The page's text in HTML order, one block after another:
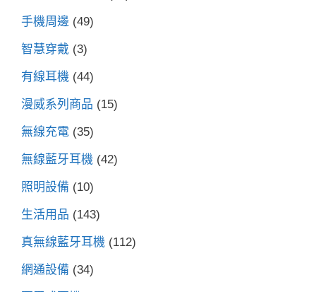
手機周邊 (49)
智慧穿戴 (3)
有線耳機 (44)
漫威系列商品 (15)
無線充電 (35)
無線藍牙耳機 (42)
照明設備 (10)
生活用品 (143)
真無線藍牙耳機 (112)
網通設備 (34)